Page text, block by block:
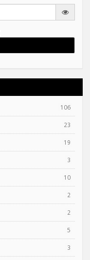
106
23
19
3
10
2
2
5
3